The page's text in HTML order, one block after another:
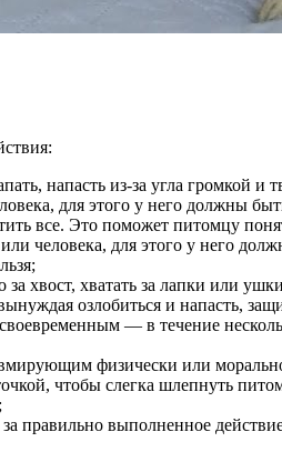
напасть из-за угла громкой
для этого у него должны
все. Это поможет питомцу
человека, для этого у него
за хвост, хватать за лапки или
озлобиться и напасть,
— в течение
физически или
чтобы слегка шлепнуть
правильно выполненное